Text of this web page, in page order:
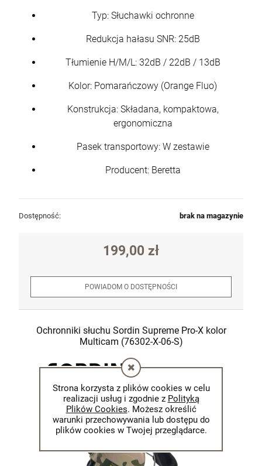
Strona korzysta z plików cookies w celu
realizacji usług i zgodnie z Polityką
Plików Cookies. Możesz określić
warunki przechowywania lub dostępu do
plików cookies w Twojej przeglądarce.
Typ: Słuchawki ochronne
Redukcja hałasu SNR: 25dB
Tłumienie H/M/L: 32dB / 22dB / 13dB
Kolor: Pomarańczowy (Orange Fluo)
Konstrukcja: Składana, kompaktowa,
ergonomiczna
Pasek transportowy: W zestawie
Producent: Beretta
Dostępność: brak na magazynie
199,00 zł
POWIADOM O DOSTĘPNOŚCI
Ochronniki słuchu Sordin Supreme Pro-X kolor
Multicam (76302-X-06-S)